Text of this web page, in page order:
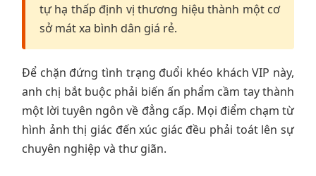
tự hạ thấp định vị thương hiệu thành một cơ
sở mát xa bình dân giá rẻ.
Để chặn đứng tình trạng đuổi khéo khách VIP này,
anh chị bắt buộc phải biến ấn phẩm cầm tay thành
một lời tuyên ngôn về đẳng cấp. Mọi điểm chạm từ
hình ảnh thị giác đến xúc giác đều phải toát lên sự
chuyên nghiệp và thư giãn.